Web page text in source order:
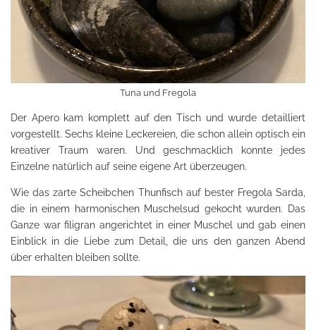
Tuna und Fregola
Der Apero kam komplett auf den Tisch und wurde detailliert
vorgestellt. Sechs kleine Leckereien, die schon allein optisch ein
kreativer Traum waren. Und geschmacklich konnte jedes
Einzelne natürlich auf seine eigene Art überzeugen.
Wie das zarte Scheibchen Thunfisch auf bester Fregola Sarda,
die in einem harmonischen Muschelsud gekocht wurden. Das
Ganze war filigran angerichtet in einer Muschel und gab einen
Einblick in die Liebe zum Detail, die uns den ganzen Abend
über erhalten bleiben sollte.